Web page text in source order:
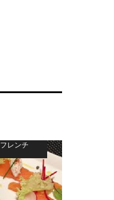
フレンチ